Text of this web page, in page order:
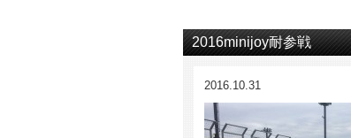
2016minijoy耐参戦
2016.10.31